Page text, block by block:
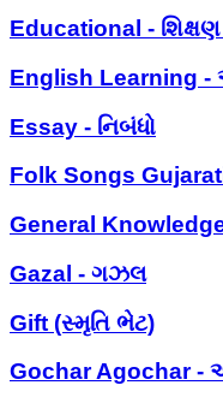
Educational -
English Learning -
Essay - નિબંધો
Folk Songs
General Knowledge
Gazal - ગઝલ
Gift (સ્મૃતિ ભેટ)
Gochar Agochar -